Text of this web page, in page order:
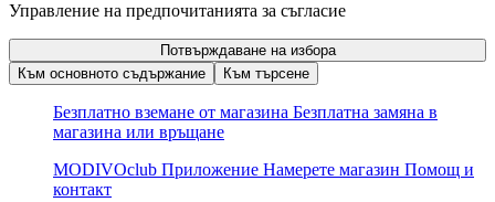
Управление на предпочитанията за съгласие
Потвърждаване на избора
Към основното съдържание
Към търсене
Безплатно вземане от магазина Безплатна замяна в
магазина или връщане
MODIVOclub Приложение Намерете магазин Помощ и
контакт